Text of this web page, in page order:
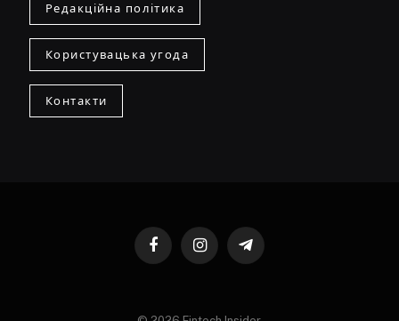
Редакційна політика
Користувацька угода
Контакти
FacebookInstagramTelegram